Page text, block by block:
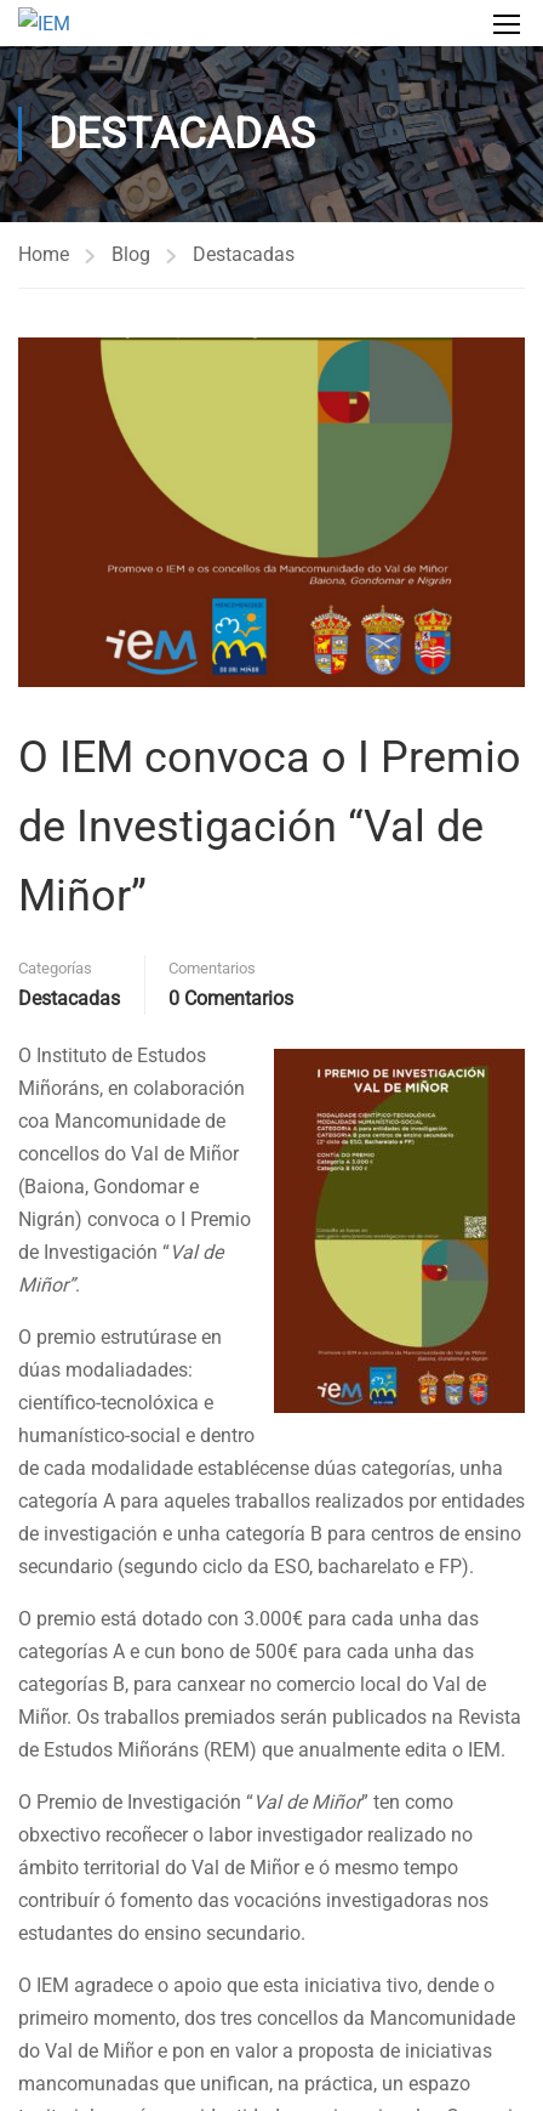
DESTACADAS
Home Blog Destacadas
O IEM convoca o I Premio
de Investigación “Val de
Miñor”
Categorías
Destacadas
Comentarios
0 Comentarios
O Instituto de Estudos
Miñoráns, en colaboración
coa Mancomunidade de
concellos do Val de Miñor
(Baiona, Gondomar e
Nigrán) convoca o I Premio
de Investigación “Val de
Miñor”.
O premio estrutúrase en
dúas modaliadades:
científico-tecnolóxica e
humanístico-social e dentro
de cada modalidade establécense dúas categorías, unha
categoría A para aqueles traballos realizados por entidades
de investigación e unha categoría B para centros de ensino
secundario (segundo ciclo da ESO, bacharelato e FP).
O premio está dotado con 3.000€ para cada unha das
categorías A e cun bono de 500€ para cada unha das
categorías B, para canxear no comercio local do Val de
Miñor. Os traballos premiados serán publicados na Revista
de Estudos Miñoráns (REM) que anualmente edita o IEM.
O Premio de Investigación “Val de Miñor” ten como
obxectivo recoñecer o labor investigador realizado no
ámbito territorial do Val de Miñor e ó mesmo tempo
contribuír ó fomento das vocacións investigadoras nos
estudantes do ensino secundario.
O IEM agradece o apoio que esta iniciativa tivo, dende o
primeiro momento, dos tres concellos da Mancomunidade
do Val de Miñor e pon en valor a proposta de iniciativas
mancomunadas que unifican, na práctica, un espazo